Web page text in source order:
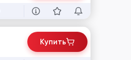
Купить